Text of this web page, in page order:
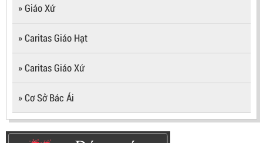
» Giáo Xứ
» Caritas Giáo Hạt
» Caritas Giáo Xứ
» Cơ Sở Bác Ái